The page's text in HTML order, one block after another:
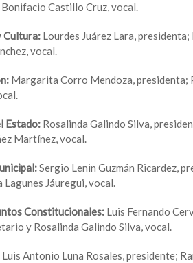
Castillo Cruz, vocal.
Cultura: Lourdes Juárez Lara,
vocal.
Margarita Corro Mendoza, presidenta;
Estado: Rosalinda Galindo Silva,
Martínez, vocal.
Sergio Lenin Guzmán Ricardez,
Lagunes Jáuregui, vocal.
Constitucionales: Luis Fernando
y Rosalinda Galindo Silva, vocal.
Luis Antonio Luna Rosales, presidente;